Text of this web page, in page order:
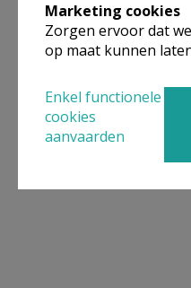
Marketing cookies
Zorgen ervoor dat
op maat kunnen
Enkel functionele
cookies
aanvaarden